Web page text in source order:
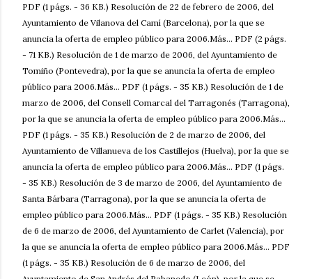
PDF (1 págs. - 36 KB.) Resolución de 22 de febrero de 2006, del
Ayuntamiento de Vilanova del Camí (Barcelona), por la que se
anuncia la oferta de empleo público para 2006.Más... PDF (2 págs.
- 71 KB.) Resolución de 1 de marzo de 2006, del Ayuntamiento de
Tomiño (Pontevedra), por la que se anuncia la oferta de empleo
público para 2006.Más... PDF (1 págs. - 35 KB.) Resolución de 1 de
marzo de 2006, del Consell Comarcal del Tarragonés (Tarragona),
por la que se anuncia la oferta de empleo público para 2006.Más...
PDF (1 págs. - 35 KB.) Resolución de 2 de marzo de 2006, del
Ayuntamiento de Villanueva de los Castillejos (Huelva), por la que se
anuncia la oferta de empleo público para 2006.Más... PDF (1 págs.
- 35 KB.) Resolución de 3 de marzo de 2006, del Ayuntamiento de
Santa Bárbara (Tarragona), por la que se anuncia la oferta de
empleo público para 2006.Más... PDF (1 págs. - 35 KB.) Resolución
de 6 de marzo de 2006, del Ayuntamiento de Carlet (Valencia), por
la que se anuncia la oferta de empleo público para 2006.Más... PDF
(1 págs. - 35 KB.) Resolución de 6 de marzo de 2006, del